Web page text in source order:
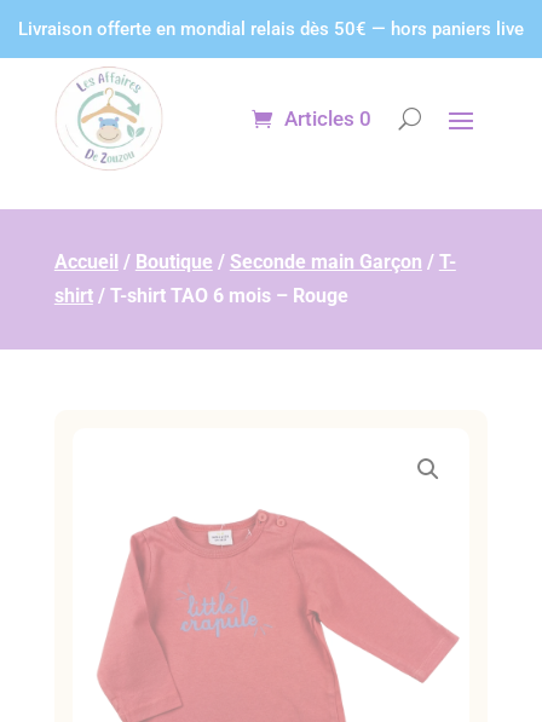
Livraison offerte en mondial relais dès 50€ — hors paniers live
Articles 0
Accueil / Boutique / Seconde main Garçon / T-
shirt/ T-shirt TAO 6 mois – Rouge
Panneau de gestion des cookies